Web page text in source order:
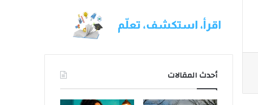
أحدث المقالات